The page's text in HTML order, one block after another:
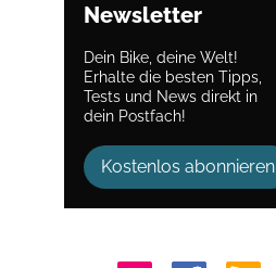
Newsletter
Dein Bike, deine Welt!
Erhalte die besten Tipps,
Tests und News direkt in
dein Postfach!
Kostenlos abonnieren